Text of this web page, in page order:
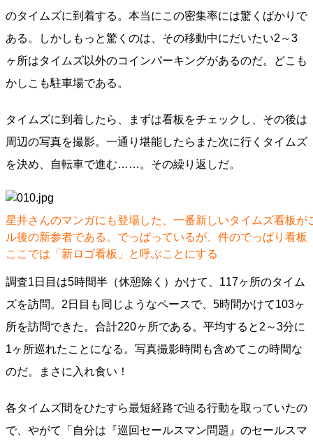
のタイムズに到着する。本当にこの密集率には驚くばかりで
ある。しかしもっと驚くのは、その移動中にだいたい2～3
ヶ所はタイムズ以外のコインパーキングがあるのだ。どこも
かしこも駐車場である。
タイムズに到着したら、まずは看板をチェックし、その後は
周辺の写真を撮影。一通り堪能したらまた次に行くタイムズ
を決め、自転車で進む……。その繰り返しだ。
星井さんのマンガにも登場した、一番新しいタイムズ看板が
ル後の新参者である。でっぱっているが、件のでっぱり看
ここでは「新ロゴ看板」と呼ぶことにする
調査1日目は5時間半（休憩除く）かけて、117ヶ所のタイム
ズを訪問。2日目も同じようなペースで、5時間かけて103ヶ
所を訪問できた。合計220ヶ所である。平均すると2～3分に
1ヶ所巡れたことになる。写真撮影時間も含めてこの時間な
のだ。まさに入れ食い！
各タイムズ間をひたすら最短経路で辿る行動を取っていたの
で、やがて「自分は『巡回セールスマン問題』のセールスマ